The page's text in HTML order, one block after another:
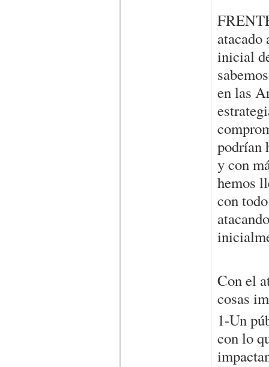
atacado
inicial
en las
podrían
y con
hemos
con
Con el
cosas
1-Un
con lo